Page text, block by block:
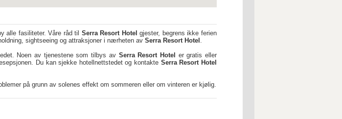
alle fasiliteter. Våre råd til Serra Resort Hotel gjester, begrens ikke ferien
sightseeing og attraksjoner i nærheten av Serra Resort Hotel .
Noen av tjenestene som tilbys av Serra Resort Hotel
er gratis eller
Du kan sjekke hotellnettstedet og kontakte Serra Resort Hotel
på grunn av solenes effekt om sommeren eller om vinteren er kjølig.